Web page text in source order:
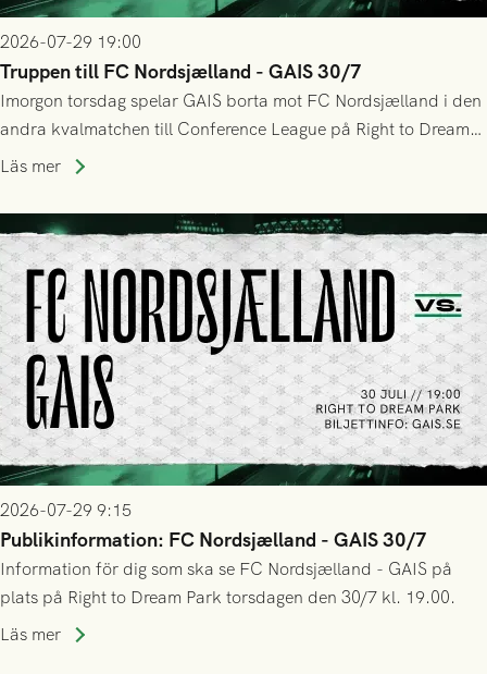
2026-07-29 19:00
Truppen till FC Nordsjælland - GAIS 30/7
Imorgon torsdag spelar GAIS borta mot FC Nordsjælland i den
andra kvalmatchen till Conference League på Right to Dream
Park! Fredrik Holmberg och ledarstaben har tagit ut följande
Läs mer
2026-07-29 9:15
Publikinformation: FC Nordsjælland - GAIS 30/7
Information för dig som ska se FC Nordsjælland - GAIS på
plats på Right to Dream Park torsdagen den 30/7 kl. 19.00.
Läs mer